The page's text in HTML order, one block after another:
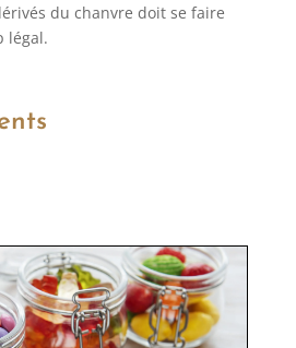
du chanvre doit se faire
légal.